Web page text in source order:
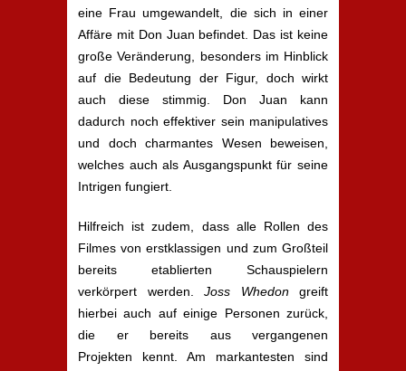
eine Frau umgewandelt, die sich in einer
Affäre mit Don Juan befindet. Das ist keine
große Veränderung, besonders im Hinblick
auf die Bedeutung der Figur, doch wirkt
auch diese stimmig. Don Juan kann
dadurch noch effektiver sein manipulatives
und doch charmantes Wesen beweisen,
welches auch als Ausgangspunkt für seine
Intrigen fungiert.
Hilfreich ist zudem, dass alle Rollen des
Filmes von erstklassigen und zum Großteil
bereits etablierten Schauspielern
verkörpert werden. Joss Whedongreift
hierbei auch auf einige Personen zurück,
die er bereits aus vergangenen
Projekten kennt. Am markantesten sind